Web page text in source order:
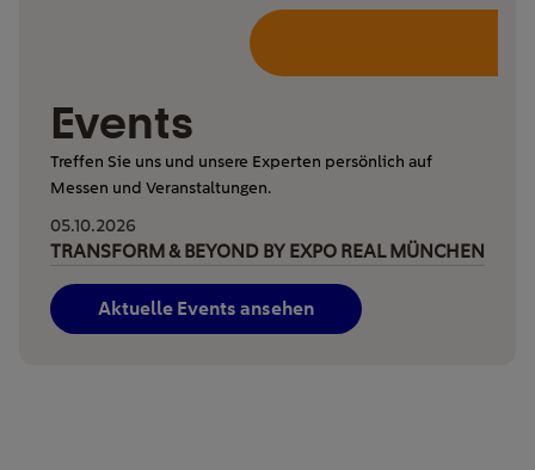
Events
Treffen Sie uns und unsere Experten persönlich auf
Messen und Veranstaltungen.
05.10.2026
TRANSFORM & BEYOND BY EXPO REAL MÜNCHEN
Aktuelle Events ansehen